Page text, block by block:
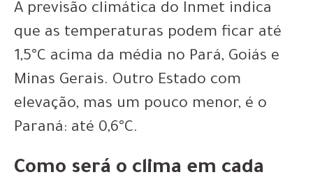
A previsão climática do Inmet indica
que as temperaturas podem ficar até
1,5°C acima da média no Pará, Goiás e
Minas Gerais. Outro Estado com
elevação, mas um pouco menor, é o
Paraná: até 0,6°C.
Como será o clima em cada